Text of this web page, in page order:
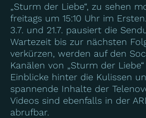
„Sturm der Liebe“, zu sehen
freitags um 15:10 Uhr im
3.7. und 21.7. pausiert die
Wartezeit bis zur nächsten
verkürzen, werden auf den
Kanälen von „Sturm der
Einblicke hinter die Kulissen
spannende Inhalte der
Videos sind ebenfalls in der
abrufbar.